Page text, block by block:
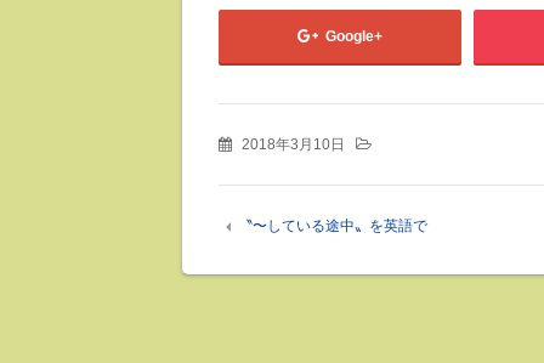
Google+
2018年3月10日
〝〜している途中〟を英語で